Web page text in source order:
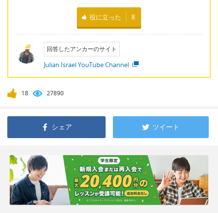
役に立った 8
回答したアンカーのサイト
Julian Israel YouTube Channel
18 27890
シェア ツイート